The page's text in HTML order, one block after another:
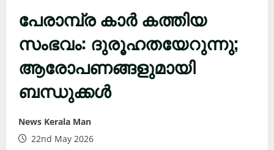
പേരാമ്പ്ര കാർ കത്തിയ
സംഭവം: ദുരൂഹതയേറുന്നു;
ആരോപണങ്ങളുമായി
ബന്ധുക്കൾ
News Kerala Man
22nd May 2026